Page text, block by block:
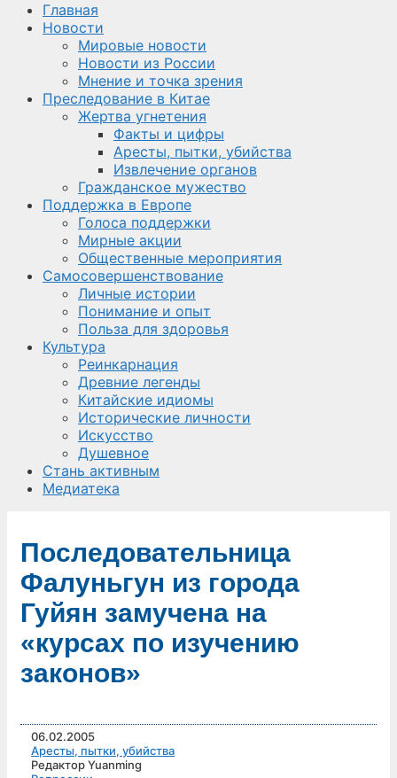
Главная
Новости
Мировые новости
Новости из России
Мнение и точка зрения
Преследование в Китае
Жертва угнетения
Факты и цифры
Аресты, пытки, убийства
Извлечение органов
Гражданское мужество
Поддержка в Европе
Голоса поддержки
Мирные акции
Общественные мероприятия
Самосовершенствование
Личные истории
Понимание и опыт
Польза для здоровья
Культура
Реинкарнация
Древние легенды
Китайские идиомы
Исторические личности
Искусство
Душевное
Стань активным
Медиатека
Последовательница
Фалуньгун из города
Гуйян замучена на
«курсах по изучению
законов»
06.02.2005
Аресты, пытки, убийства
Редактор Yuanming